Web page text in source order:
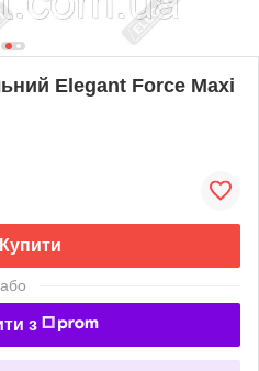
Elegant Force Maxi
Купити
або
з